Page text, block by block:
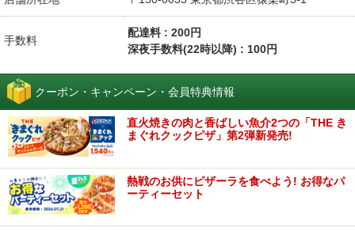
手数料
配達料 : 200円
深夜手数料(22時以降) : 100円
クーポン・キャンペーン・会員特典情報
直火焼きの肉と香ばしい魚介2つの「THE き
まぐれクックピザ」第2弾新発売!
熱戦のお供にピザーラを食べよう! お得なパ
ーティーセット